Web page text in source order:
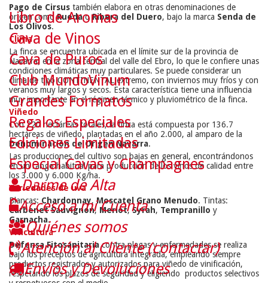
Pago de Cirsus también elabora en otras denominaciones de
origen como Rueda o Ribera del Duero, bajo la marca Senda de
Los Olivos.
Clima
La finca se encuentra ubicada en el límite sur de la provincia de
Navarra, en la zona central del valle del Ebro, lo que le confiere unas
condiciones climáticas muy particulares. Se puede considerar un
clima de tipo CONTINENTAL extremo, con inviernos muy fríos y con
veranos muy largos y secos. Esta característica tiene una influencia
muy importante en el régimen térmico y pluviométrico de la finca.
Viñedo
Con 220 hectáreas totales, la finca está compuesta por 136.7
hectáreas de viñedo, plantadas en el año 2.000, al amparo de la
Denominación de Origen Navarra.
Las producciones del cultivo son bajas en general, encontrándonos
en un rango habitual para producción de los vinos de calidad entre
los 3.000 y 6.000 Kg/ha.
Variedades de uva
Blancas: Chardonnay, Moscatel Grano Menudo. Tintas:
Carbenet Sauvignon, Merlot, Syrah, Tempranillo y
Garnacha.
Viticultura
Defensa Fitosanitariacontra plagas y enfermedades se realiza
bajo los preceptos de agricultura integrada, empleando siempre
productos registrados y autorizados para viñedo de vinificación,
respetando los plazos de seguridad y eligiendo productos selectivos
Libro de Aromas
Cava de Vinos
Cava de Puros
Club MundoVinum
Grandes Formatos
Regalos Especiales
Ediciones Limitadas
Especial Cavas y Champagnes
Darme de Alta
Acceso a mi Cuenta
Quiénes somos
Atención al Cliente (contactar)
Envíos y Devoluciones